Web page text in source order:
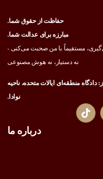
حفاظت از حقوق شما.
مبارزه برای عدالت شما.
مستقیماً با من صحبت می‌کنی -
نه دستیار، نه هوش مصنوعی
دادگاه منطقه‌ای ایالات متحده، ناحیه
نوادا.
درباره ما